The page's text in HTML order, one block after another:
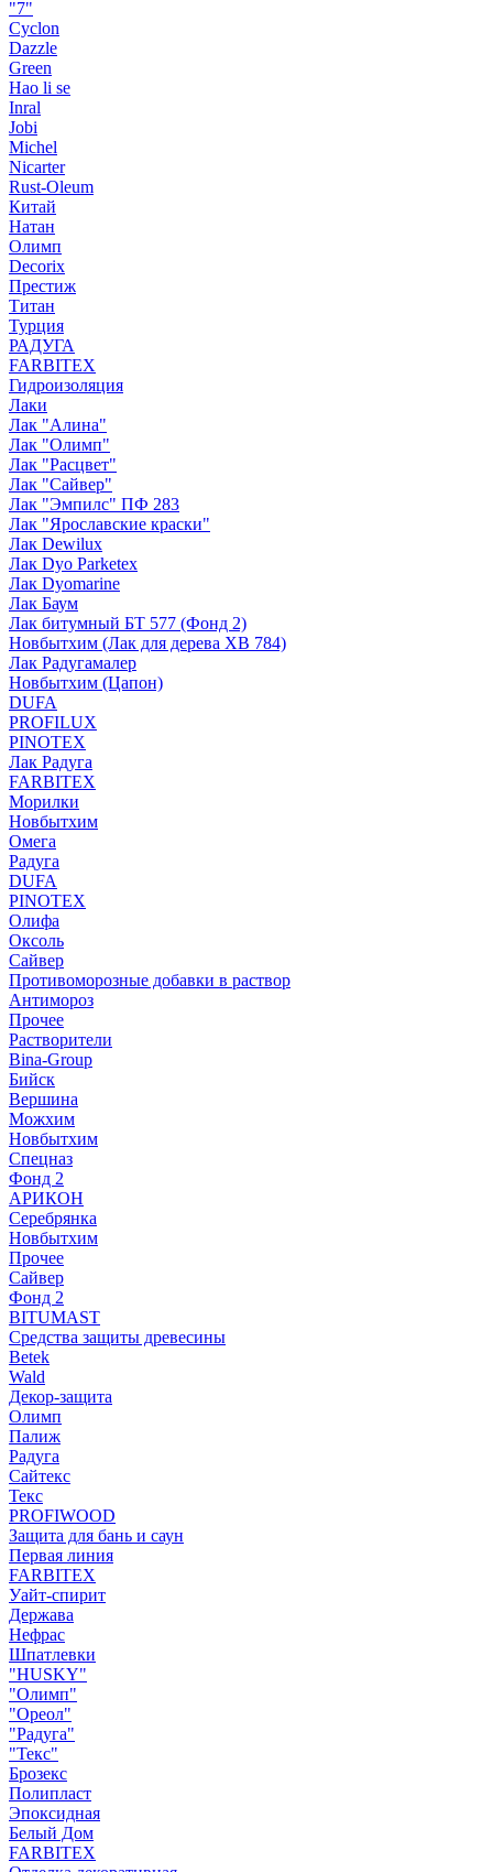
"7"
Cyclon
Dazzle
Green
Hao li se
Inral
Jobi
Michel
Nicarter
Rust-Oleum
Китай
Натан
Олимп
Decorix
Престиж
Титан
Турция
РАДУГА
FARBITEX
Гидроизоляция
Лаки
Лак "Алина"
Лак "Олимп"
Лак "Расцвет"
Лак "Сайвер"
Лак "Эмпилс" ПФ 283
Лак "Ярославские краски"
Лак Dewilux
Лак Dyo Parketex
Лак Dyomarine
Лак Баум
Лак битумный БТ 577 (Фонд 2)
Новбытхим (Лак для дерева ХВ 784)
Лак Радугамалер
Новбытхим (Цапон)
DUFA
PROFILUX
PINOTEX
Лак Радуга
FARBITEX
Морилки
Новбытхим
Омега
Радуга
DUFA
PINOTEX
Олифа
Оксоль
Сайвер
Противоморозные добавки в раствор
Антимороз
Прочее
Растворители
Bina-Group
Бийск
Вершина
Можхим
Новбытхим
Спецназ
Фонд 2
АРИКОН
Серебрянка
Новбытхим
Прочее
Сайвер
Фонд 2
BITUMAST
Средства защиты древесины
Betek
Wald
Декор-защита
Олимп
Палиж
Радуга
Сайтекс
Текс
PROFIWOOD
Защита для бань и саун
Первая линия
FARBITEX
Уайт-спирит
Держава
Нефрас
Шпатлевки
"HUSKY"
"Олимп"
"Ореол"
"Радуга"
"Текс"
Брозекс
Полипласт
Эпоксидная
Белый Дом
FARBITEX